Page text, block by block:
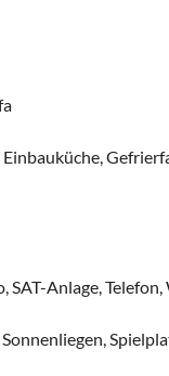
SAT-Anlage, Telefon,